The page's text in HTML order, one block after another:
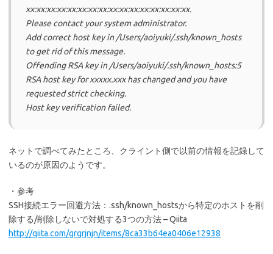
xx:xx:xx:xx:xx:xx:xx:xx:xx:xx:xx:xx:xx:xx:xx:xx.
Please contact your system administrator.
Add correct host key in /Users/aoiyuki/.ssh/known_hosts
to get rid of this message.
Offending RSA key in /Users/aoiyuki/.ssh/known_hosts:5
RSA host key for xxxxx.xxx has changed and you have
requested strict checking.
Host key verification failed.
ネットで調べてみたところ、クライント側で以前の情報を記録して
いるのが原因のようです。
・参考
SSH接続エラー回避方法：.ssh/known_hostsから特定のホストを削
除する/削除しないで対処する3つの方法 – Qiita
http://qiita.com/grgrjnjn/items/8ca33b64ea0406e12938